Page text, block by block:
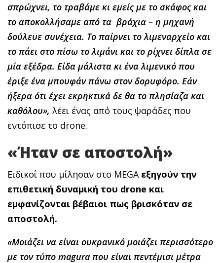
σπρώχνει, το τραβάμε κι εμείς με το σκάφος και
το αποκολλήσαμε από τα βράχια – η μηχανή
δούλευε συνέχεια. Το παίρνει το λιμεναρχείο και
το πάει στο πίσω το λιμάνι και το ρίχνει δίπλα σε
μία εξέδρα. Είδα μάλιστα κι ένα λιμενικό που
έριξε ένα μπουφάν πάνω στον δορυφόρο. Εάν
ήξερα ότι έχει εκρηκτικά δε θα το πλησίαζα και
καθόλου», λέει ένας από τους ψαράδες που
εντόπισε το drone.
«Ήταν σε αποστολή»
Ειδικοί που μίλησαν στo MEGA εξηγούν την
επιθετική δυναμική του drone και
εμφανίζονται βέβαιοι πως βρισκόταν σε
αποστολή.
«Μοιάζει να είναι ουκρανικό μοιάζει περισσότερο
με τον τύπο magura που είναι πεντέμισι μέτρα